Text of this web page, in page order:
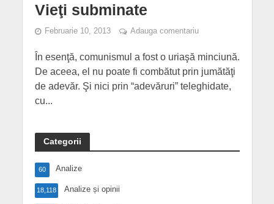
Vieţi subminate
Februarie 10, 2013 Adauga comentariu
În esenţă, comunismul a fost o uriaşă minciună.
De aceea, el nu poate fi combătut prin jumătăţi
de adevăr. Şi nici prin “adevăruri” teleghidate,
cu...
Categorii
Analize
60
Analize și opinii
18,118